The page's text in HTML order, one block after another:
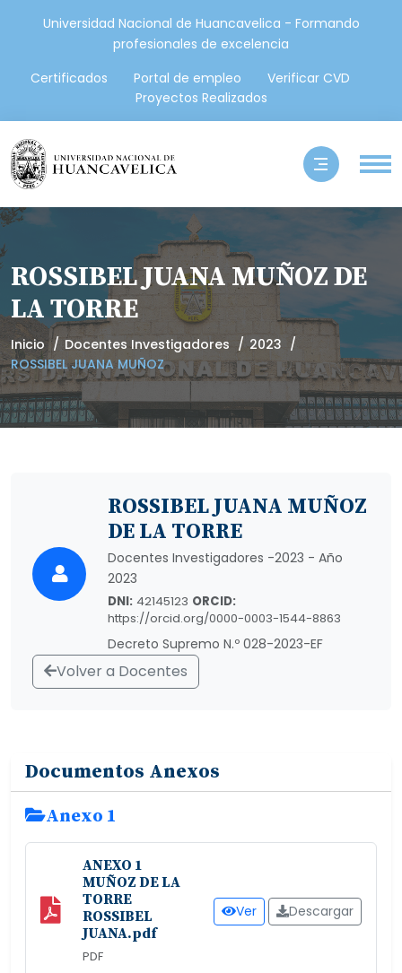
Universidad Nacional de Huancavelica - Formando
profesionales de excelencia
Certificados
Portal de empleo
Verificar CVD
Proyectos Realizados
ROSSIBEL JUANA MUÑOZ DE
LA TORRE
Inicio Docentes Investigadores
2023
ROSSIBEL JUANA MUÑOZ
ROSSIBEL JUANA MUÑOZ
DE LA TORRE
Docentes Investigadores -2023 - Año
2023
DNI: 42145123 ORCID:
https://orcid.org/0000-0003-1544-8863
Decreto Supremo N.º 028-2023-EF
Volver a Docentes
Documentos Anexos
Anexo 1
ANEXO 1
MUÑOZ DE LA
TORRE
ROSSIBEL
JUANA.pdf
PDF
Ver Descargar